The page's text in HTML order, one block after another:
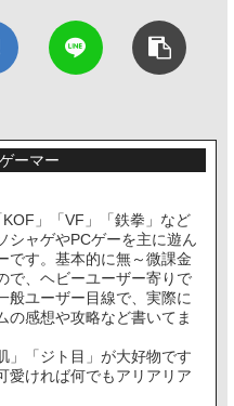
ーマー
」「VF」「鉄拳」など
シャゲやPCゲーを主に遊ん
です。基本的に無～微課金
で、ヘビーユーザー寄りで
般ユーザー目線で、実際に
の感想や攻略など書いてま
」「ジト目」が大好物です
愛ければ何でもアリアリア